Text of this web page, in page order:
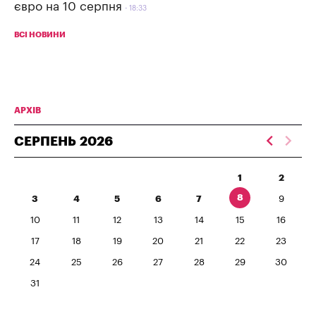
євро на 10 серпня
18:33
ВСІ НОВИНИ
АРХІВ
СЕРПЕНЬ 2026
1 2
3 4 5 6 7 8 9
10 11 12 13 14 15 16
17 18 19 20 21 22 23
24 25 26 27 28 29 30
31